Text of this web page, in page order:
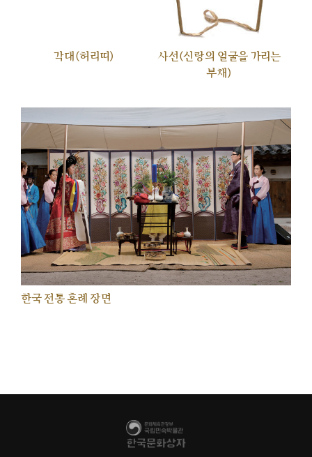
각대(허리띠)
사선(신랑의 얼굴을 가리는
부채)
한국 전통 혼례 장면